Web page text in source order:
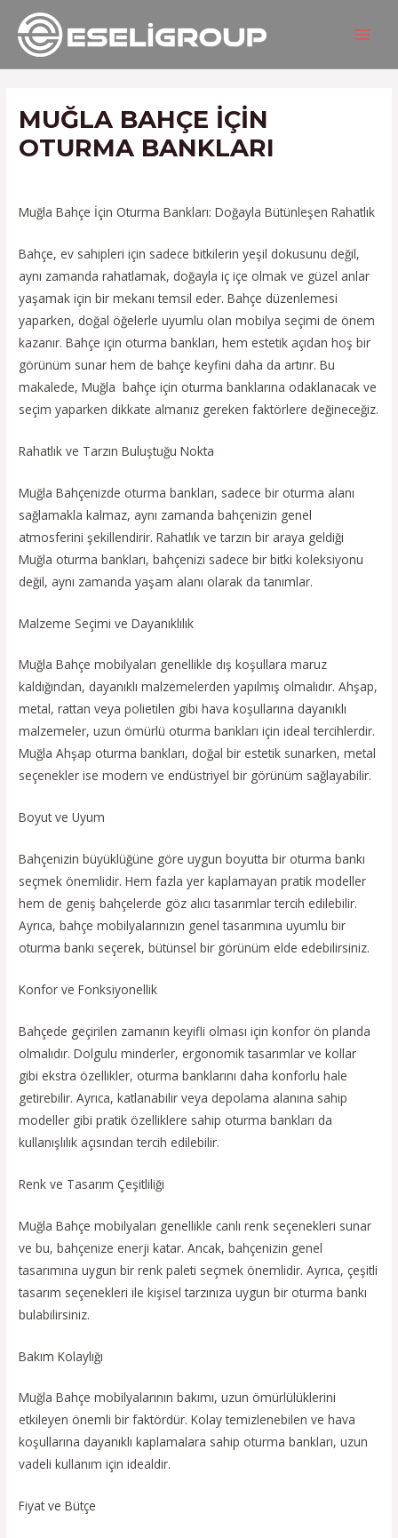
İçeriğe
atla
MUĞLA BAHÇE IÇIN
OTURMA BANKLARI
Muğla Bahçe İçin Oturma Bankları: Doğayla Bütünleşen Rahatlık
Bahçe, ev sahipleri için sadece bitkilerin yeşil dokusunu değil,
aynı zamanda rahatlamak, doğayla iç içe olmak ve güzel anlar
yaşamak için bir mekanı temsil eder. Bahçe düzenlemesi
yaparken, doğal öğelerle uyumlu olan mobilya seçimi de önem
kazanır. Bahçe için oturma bankları, hem estetik açıdan hoş bir
görünüm sunar hem de bahçe keyfini daha da artırır. Bu
makalede, Muğla bahçe için oturma banklarına odaklanacak ve
seçim yaparken dikkate almanız gereken faktörlere değineceğiz.
Rahatlık ve Tarzın Buluştuğu Nokta
Muğla Bahçenizde oturma bankları, sadece bir oturma alanı
sağlamakla kalmaz, aynı zamanda bahçenizin genel
atmosferini şekillendirir. Rahatlık ve tarzın bir araya geldiği
Muğla oturma bankları, bahçenizi sadece bir bitki koleksiyonu
değil, aynı zamanda yaşam alanı olarak da tanımlar.
Malzeme Seçimi ve Dayanıklılık
Muğla Bahçe mobilyaları genellikle dış koşullara maruz
kaldığından, dayanıklı malzemelerden yapılmış olmalıdır. Ahşap,
metal, rattan veya polietilen gibi hava koşullarına dayanıklı
malzemeler, uzun ömürlü oturma bankları için ideal tercihlerdir.
Muğla Ahşap oturma bankları, doğal bir estetik sunarken, metal
seçenekler ise modern ve endüstriyel bir görünüm sağlayabilir.
Boyut ve Uyum
Bahçenizin büyüklüğüne göre uygun boyutta bir oturma bankı
seçmek önemlidir. Hem fazla yer kaplamayan pratik modeller
hem de geniş bahçelerde göz alıcı tasarımlar tercih edilebilir.
Ayrıca, bahçe mobilyalarınızın genel tasarımına uyumlu bir
oturma bankı seçerek, bütünsel bir görünüm elde edebilirsiniz.
Konfor ve Fonksiyonellik
Bahçede geçirilen zamanın keyifli olması için konfor ön planda
olmalıdır. Dolgulu minderler, ergonomik tasarımlar ve kollar
gibi ekstra özellikler, oturma banklarını daha konforlu hale
getirebilir. Ayrıca, katlanabilir veya depolama alanına sahip
modeller gibi pratik özelliklere sahip oturma bankları da
kullanışlılık açısından tercih edilebilir.
Renk ve Tasarım Çeşitliliği
Muğla Bahçe mobilyaları genellikle canlı renk seçenekleri sunar
ve bu, bahçenize enerji katar. Ancak, bahçenizin genel
tasarımına uygun bir renk paleti seçmek önemlidir. Ayrıca, çeşitli
tasarım seçenekleri ile kişisel tarzınıza uygun bir oturma bankı
bulabilirsiniz.
Bakım Kolaylığı
Muğla Bahçe mobilyalarının bakımı, uzun ömürlülüklerini
etkileyen önemli bir faktördür. Kolay temizlenebilen ve hava
koşullarına dayanıklı kaplamalara sahip oturma bankları, uzun
vadeli kullanım için idealdir.
Fiyat ve Bütçe
Yazı
gezinmesi